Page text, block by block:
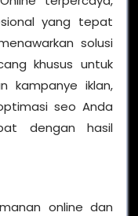
yang tepat
solusi
khusus untuk
kampanye iklan,
seo Anda
dengan hasil
online dan